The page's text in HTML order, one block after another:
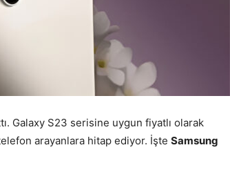
Galaxy S23 serisine uygun fiyatlı olarak
arayanlara hitap ediyor. İşte Samsung